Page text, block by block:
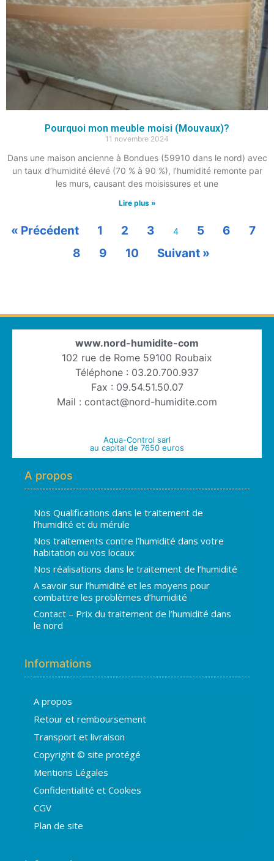
Pourquoi mon meuble moisi (Mouvaux)?
11 novembre 2024
Dans une maison ancienne à Bondues (59910 dans le nord) avec
un taux d’humidité élevé (70 % à 90 %), l’humidité remonte par
les murs, causant des moisissures et une
Lire plus »
« Précédent 1 2 3 4 5 6
7
8
9 10 Suivant »
www.nord-humidite-com
102 rue de Rome 59100 Roubaix
Téléphone : 03.20.700.937
Fax : 09.54.51.50.07
Mail : contact@nord-humidite.com
Aqua-Control sarl
au capital de 7650 euros
A propos
Nos Qualifications dans le traitement de
l’humidité et du mérule
Nos traitements contre l’humidité dans votre
habitation ou vos locaux
Nos réalisations dans le traitement de l’humidité
A savoir sur l’humidité et les moyens pour
combattre les problèmes d’humidité
Contact – Prix du traitement de l’humidité dans
le nord
Informations
A propos
Retour et remboursement
Transport et livraison
Copyright © site protégé
Mentions Légales
Confidentialité et Cookies
CGV
Plan de site
En ligne · répond en quelques secondes
H
👋 Bonjour ! Je suis
puis-je vous aider ?
16:10